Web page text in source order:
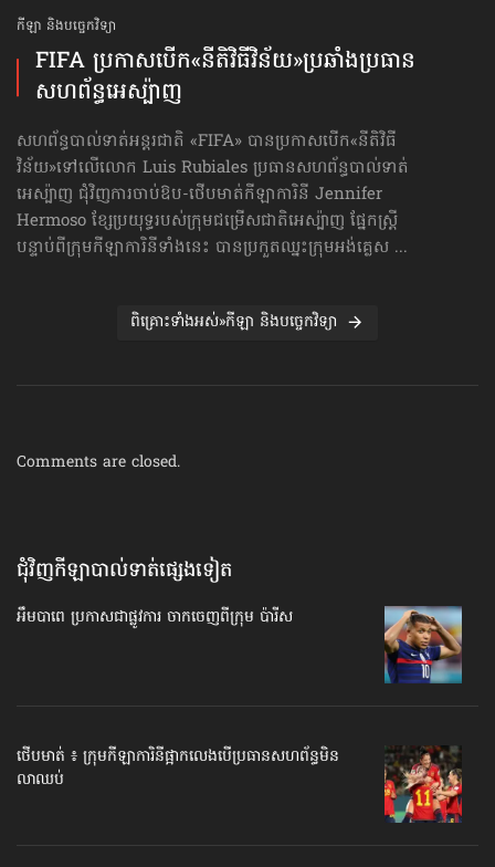
កីឡា និងបច្ចេកវិទ្យា
FIFA ប្រកាសបើក​«នីតិវិធីវិន័យ»​ប្រឆាំងប្រធាន
សហព័ន្ធ​អេស្ប៉ាញ
សហព័ន្ធបាល់ទាត់អន្តរជាតិ «FIFA» បានប្រកាសបើក«នីតិវិធី
វិន័យ»​ទៅលើលោក Luis Rubiales ប្រធានសហព័ន្ធបាល់ទាត់
អេស្ប៉ាញ ជុំវិញការចាប់ឱប-ថើបមាត់​កីឡាការិនី Jennifer
Hermoso ខ្សែប្រយុទ្ធរបស់ក្រុមជម្រើសជាតិអេស្ប៉ាញ ផ្នែកស្ត្រី
បន្ទាប់ពីក្រុមកីឡាការិនីទាំងនេះ បានប្រកួតឈ្នះក្រុមអង់គ្លេស ...
ពិគ្រោះទាំងអស់»កីឡា និងបច្ចេកវិទ្យា
Comments are closed.
ជុំវិញកីឡាបាល់ទាត់​ផ្សេងទៀត
អឹមបាពេ ប្រកាសជាផ្លូវការ ចាកចេញពីក្រុម ប៉ារីស
ថើបមាត់ ៖ ក្រុមកីឡាការិនី​ផ្អាកលេង​​បើប្រធានសហព័ន្ធ​មិន
លាឈប់